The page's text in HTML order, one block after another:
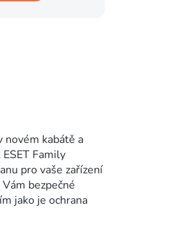
novém kabátě a
Family
pro vaše zařízení
bezpečné
jako je ochrana